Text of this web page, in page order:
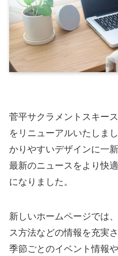
菅平サクラメントスキー
をリニューアルいたしま
かりやすいデザインに一
最新のニュースをより快
になりました。
新しいホームページでは
ス方法などの情報を充実
季節ごとのイベント情報